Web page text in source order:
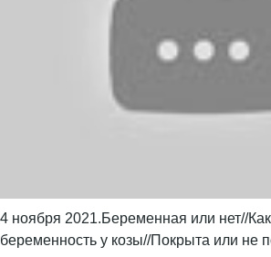
4 ноября 2021.Беременная или нет//
беременность у козы//Покрыта или не